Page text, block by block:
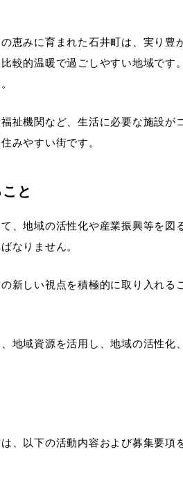
恵みに育まれた石井町は、実り
較的温暖で過ごしやすい地域で
祉機関など、生活に必要な施設
みやすい街です。
と
、地域の活性化や産業振興等を
なりません。
新しい視点を積極的に取り入れ
地域資源を活用し、地域の活性化
、以下の活動内容および募集要項